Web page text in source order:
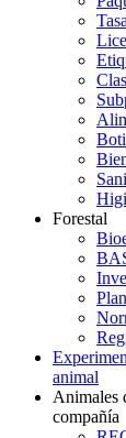
Forestal
animal
Animales
compañía